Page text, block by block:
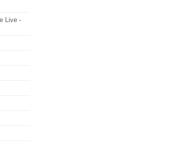
Live -